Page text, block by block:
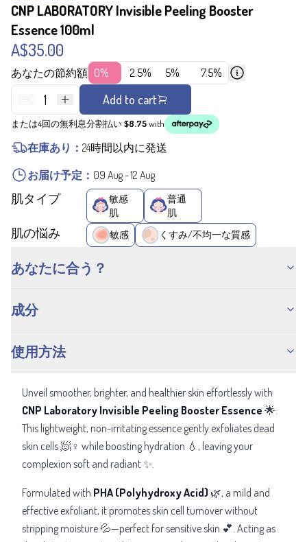
CNP LABORATORY Invisible Peeling Booster
Essence 100ml
A$35.00
あなたの節約額 0% 2.5% 5% 7.5%
1 Add to cart
または4回の無利息分割払い$8.75with
在庫あり： 24時間以内に発送
お届け予定： 09 Aug-12 Aug
肌タイプ
敏感
肌
普通
肌
肌の悩み 敏感 くすみ/不均一な質感
あなたに合う？
成分
使用方法
Unveil smoother, brighter, and healthier skin effortlessly with
CNP Laboratory Invisible Peeling Booster Essence 🌟.
This lightweight, non-irritating essence gently exfoliates dead
skin cells 🧖♀️ while boosting hydration 💧, leaving your
complexion soft and radiant ✨.
Formulated with PHA (Polyhydroxy Acid) 🌿, a mild and
effective exfoliant, it promotes skin cell turnover without
stripping moisture 💦—perfect for sensitive skin 💕. Acting as